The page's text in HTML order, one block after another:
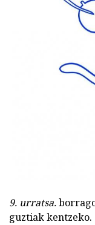
9. urratsa.
guztiak kentzeko.